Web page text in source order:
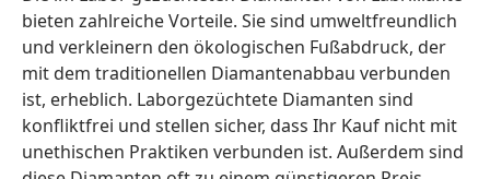
bieten zahlreiche Vorteile. Sie sind umweltfreundlich
und verkleinern den ökologischen Fußabdruck, der
mit dem traditionellen Diamantenabbau verbunden
ist, erheblich. Laborgezüchtete Diamanten sind
konfliktfrei und stellen sicher, dass Ihr Kauf nicht mit
unethischen Praktiken verbunden ist. Außerdem sind